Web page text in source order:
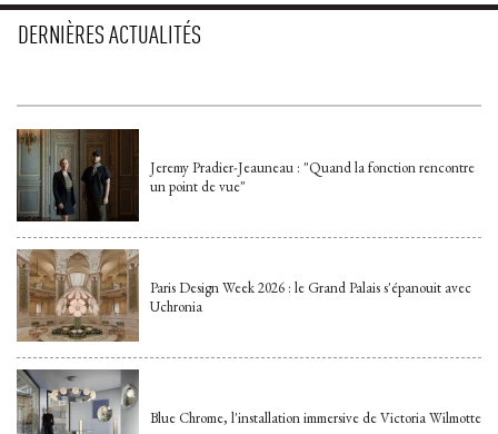
DERNIÈRES ACTUALITÉS
Jeremy Pradier-Jeauneau : "Quand la fonction rencontre
un point de vue"
Paris Design Week 2026 : le Grand Palais s'épanouit avec
Uchronia
Blue Chrome, l'installation immersive de Victoria Wilmotte